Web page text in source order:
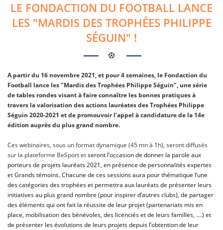
LE FONDACTION DU FOOTBALL LANCE
LES "MARDIS DES TROPHÉES PHILIPPE
SÉGUIN" !
A partir du 16 novembre 2021, et pour 4 semaines, le Fondaction du
Football lance les "Mardis des Trophées Philippe Séguin", une série
de tables rondes visant à faire connaître les bonnes pratiques à
travers la valorisation des actions lauréates des Trophées Philippe
Séguin 2020-2021 et de promouvoir l’appel à candidature de la 14e
édition auprès du plus grand nombre.
Ces webinaires, sous un format dynamique (45 mn à 1h), seront diffusés
sur la plateforme BeSport etseront l’occasion de donner la parole aux
porteurs de projets lauréats 2021, en présence de personnalités expertes
et Grands témoins. Chacune de ces sessions aura pour thématique l’une
des catégories des trophées et permettra aux lauréats de présenter leurs
initiatives au plus grand nombre (pour inspirer d’autres clubs), de partager
des éléments qui ont fait la réussite de leur projet (partenariats mis en
place, mobilisation des bénévoles, des licenciés et de leurs familles, ….) et
de présenter les évolutions de leurs projets depuis l’obtention de leur